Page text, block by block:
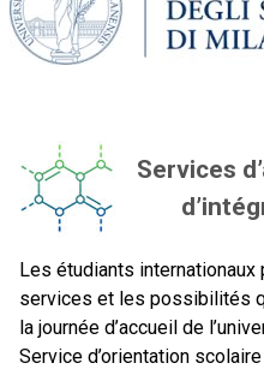
Services
Les étudiants internationaux
services et les possibilités
la journée d’accueil de
Service d’orientation